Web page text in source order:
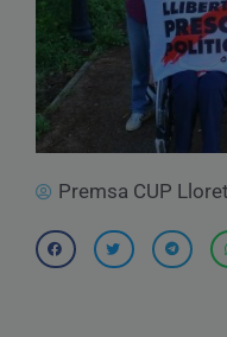
Premsa CUP Lloret